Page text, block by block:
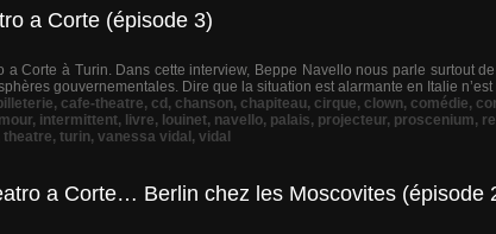
a Corte (épisode 3)
a Corte à Turin. Dans cette interview, Beppe Navello nous parle surtout
gouvernementales. Dire que la situation est alarmante en Italie
billeterie, cafe-theatre, cd , chanson, chapiteau, cirque, clown, comédie,
, intermittent, livre, louinet, navello, palais, projecteur, proscenium,
theatre, turin, vanessa vidal , vidal
a Corte… Berlin chez les Moscovites (épisode